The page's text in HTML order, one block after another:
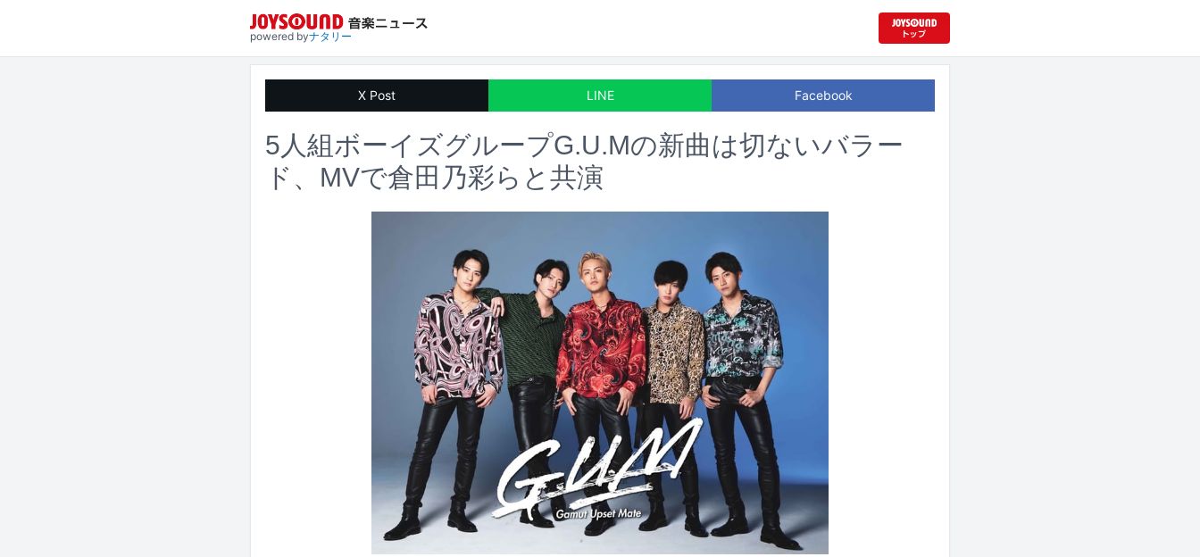
powered byナタリー
X Post LINE Facebook
5人組ボーイズグループG.U.Mの新曲は切ないバラー
ド、MVで倉田乃彩らと共演